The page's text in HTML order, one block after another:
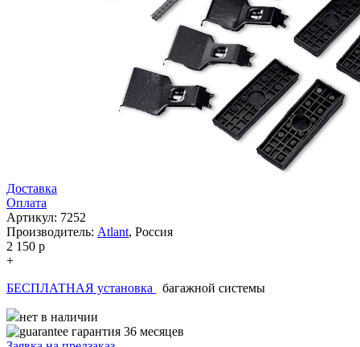
Доставка
Оплата
Артикул: 7252
Производитель: Atlant, Россия
2 150 p
+
БЕСПЛАТНАЯ установка
багажной системы
нет в наличии
гарантия 36 месяцев